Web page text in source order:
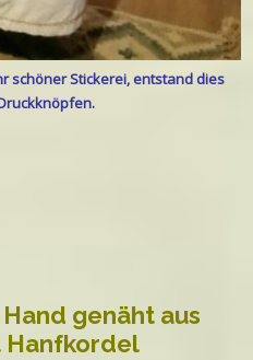
schöner Stickerei, entstand dies
genäht aus
Hanfkordel